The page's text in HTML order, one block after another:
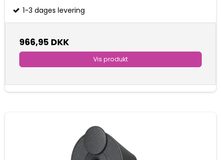
1-3 dages levering
966,95 DKK
Vis produkt